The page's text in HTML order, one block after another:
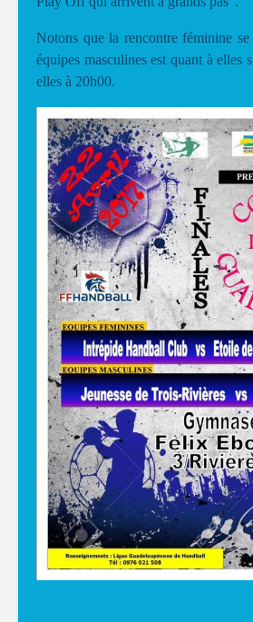
Notons que la rencontre féminine
équipes masculines est quant à elles
elles à 20h00.